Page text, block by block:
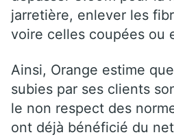
jarretière, enlever les
voire celles coupées ou
Ainsi, Orange estime
subies par ses clients
le non respect des
ont déjà bénéficié du